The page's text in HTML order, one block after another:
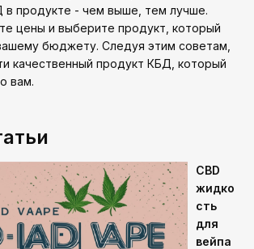
продукте - чем выше, тем лучше.
цены и выберите продукт, который
бюджету. Следуя этим советам,
качественный продукт КБД, который
вам.
CBD
жидко
сть
для
вейпа